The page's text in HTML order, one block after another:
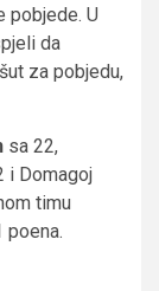
pobjede. U
da
za pobjedu,
sa 22,
i Domagoj
timu
poena.